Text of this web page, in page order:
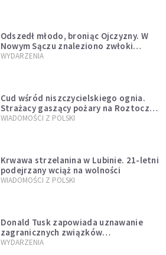
Odszedł młodo, broniąc Ojczyzny. W
Nowym Sączu znaleziono zwłoki
mężczyzny z czasów potopu
WYDARZENIA
Cud wśród niszczycielskiego ognia.
Strażacy gaszący pożary na Roztoczu
opublikowali niezwykłe zdjęcie
WIADOMOŚCI Z POLSKI
Krwawa strzelanina w Lubinie. 21-letni
podejrzany wciąż na wolności
WIADOMOŚCI Z POLSKI
Donald Tusk zapowiada uznawanie
zagranicznych związków
jednopłciowych. "Państwo oblało ten
WYDARZENIA